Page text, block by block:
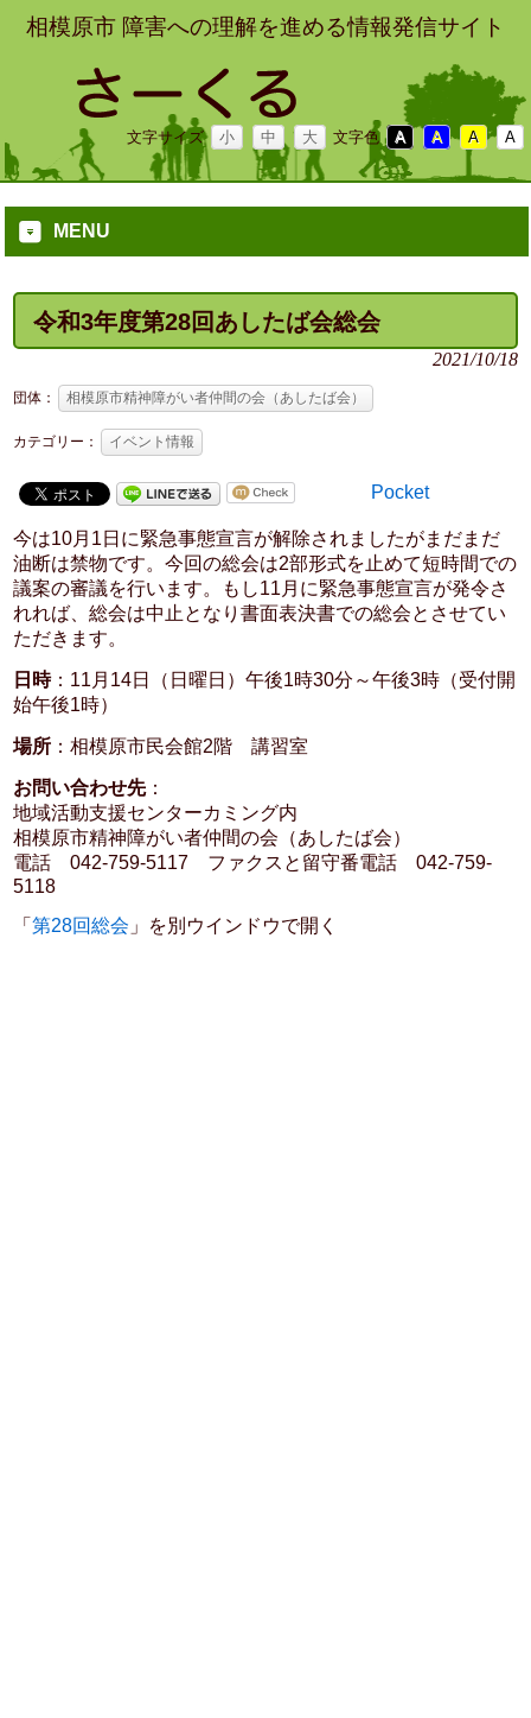
相模原市 障害への理解を進める情報発信サイト
文字サイズ 小 中 大 文字色 A A A A
MENU
令和3年度第28回あしたば会総会
2021/10/18
団体： 相模原市精神障がい者仲間の会（あしたば会）
カテゴリー： イベント情報
Pocket
今は10月1日に緊急事態宣言が解除されましたがまだまだ
油断は禁物です。今回の総会は2部形式を止めて短時間での
議案の審議を行います。もし11月に緊急事態宣言が発令さ
れれば、総会は中止となり書面表決書での総会とさせてい
ただきます。
日時：11月14日（日曜日）午後1時30分～午後3時（受付開
始午後1時）
場所 ：相模原市民会館2階 講習室
お問い合わせ先：
地域活動支援センターカミング内
相模原市精神障がい者仲間の会（あしたば会）
電話 042-759-5117 ファクスと留守番電話 042-759-
5118
「第28回総会 」を別ウインドウで開く